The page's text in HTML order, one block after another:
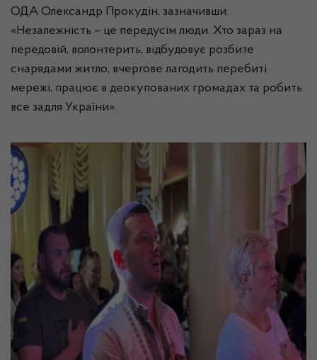
ОДА Олександр Прокудін, зазначивши:
«Незалежність – це передусім люди. Хто зараз на
передовій, волонтерить, відбудовує розбите
снарядами житло, вчергове лагодить перебиті
мережі, працює в деокупованих громадах та робить
все задля України».